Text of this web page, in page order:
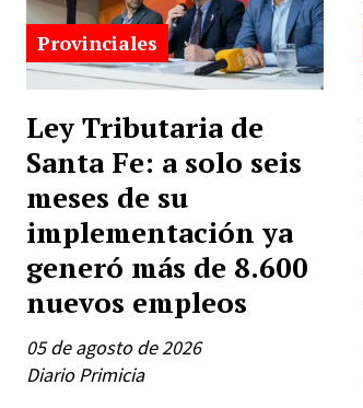
Ley Tributaria de
Santa Fe: a solo seis
meses de su
implementación ya
generó más de 8.600
nuevos empleos
Diario Primicia
Provinciales
05 de agosto de 2026